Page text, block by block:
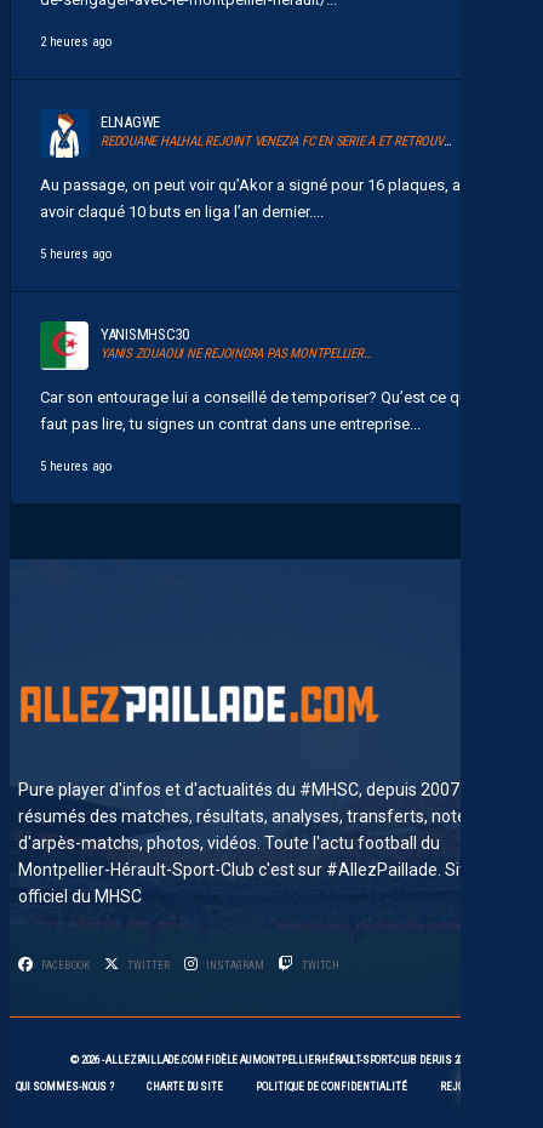
2 heures ago
ELNAGWE
REDOUANE HALHAL REJOINT VENEZIA FC EN SERIE A ET RETROUVERA AKOR ADAMS
Au passage, on peut voir qu’Akor a signé pour 16 plaques, après
avoir claqué 10 buts en liga l’an dernier....
5 heures ago
YANISMHSC30
YANIS ZOUAOUI NE REJOINDRA PAS MONTPELLIER…
Car son entourage lui a conseillé de temporiser? Qu’est ce qu’il
faut pas lire, tu signes un contrat dans une entreprise...
5 heures ago
Pure player d'infos et d'actualités du #MHSC, depuis 2007. News,
résumés des matches, résultats, analyses, transferts, notes
d'arpès-matchs, photos, vidéos. Toute l'actu football du
Montpellier-Hérault-Sport-Club c'est sur #AllezPaillade. Site non-
officiel du MHSC
FACEBOOK TWITTER INSTAGRAM TWITCH
© 2026 -ALLEZPAILLADE.COM FIDÈLE AUMONTPELLIER-HÉRAULT-SPORT-CLUB DEPUIS 2007
QUI SOMMES-NOUS ? CHARTE DU SITE POLITIQUE DE CONFIDENTIALITÉ REJOIGNEZ-NOUS !